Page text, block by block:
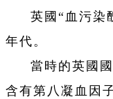
英國“血污染
年代。
當時的英國
含有第八凝血因